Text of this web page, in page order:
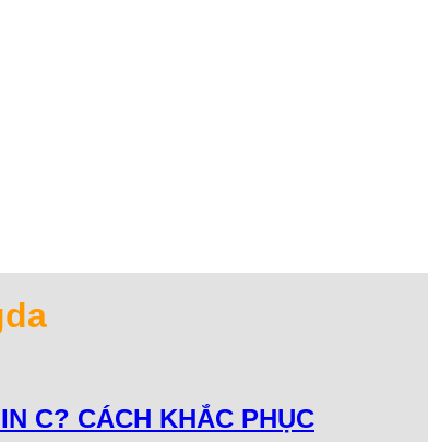
C? CÁCH KHẮC PHỤC